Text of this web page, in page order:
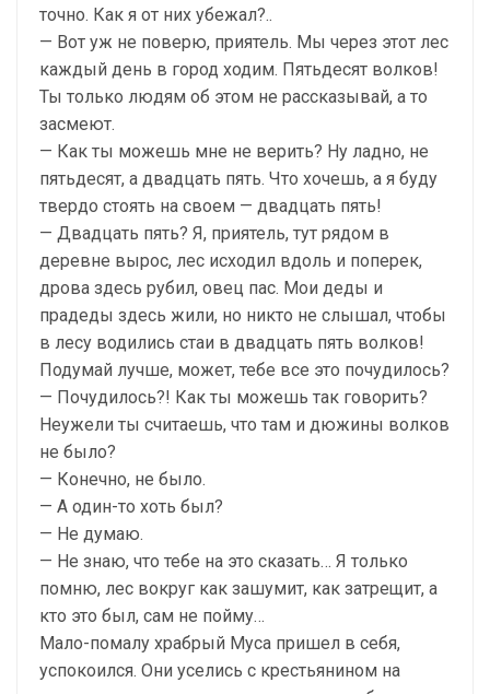
точно. Как я от них убежал?..
— Вот уж не поверю, приятель. Мы через этот лес
каждый день в город ходим. Пятьдесят волков!
Ты только людям об этом не рассказывай, а то
засмеют.
— Как ты можешь мне не верить? Ну ладно, не
пятьдесят, а двадцать пять. Что хочешь, а я буду
твердо стоять на своем — двадцать пять!
— Двадцать пять? Я, приятель, тут рядом в
деревне вырос, лес исходил вдоль и поперек,
дрова здесь рубил, овец пас. Мои деды и
прадеды здесь жили, но никто не слышал, чтобы
в лесу водились стаи в двадцать пять волков!
Подумай лучше, может, тебе все это почудилось?
— Почудилось?! Как ты можешь так говорить?
Неужели ты считаешь, что там и дюжины волков
не было?
— Конечно, не было.
— А один-то хоть был?
— Не думаю.
— Не знаю, что тебе на это сказать… Я только
помню, лес вокруг как зашумит, как затрещит, а
кто это был, сам не пойму…
Мало-помалу храбрый Муса пришел в себя,
успокоился. Они уселись с крестьянином на